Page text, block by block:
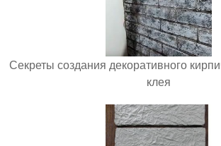
Секреты создания декоративного
клея